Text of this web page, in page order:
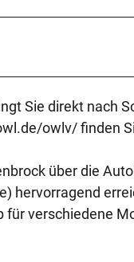
Sie direkt nach
owlv/ finden
über die
hervorragend
verschiedene